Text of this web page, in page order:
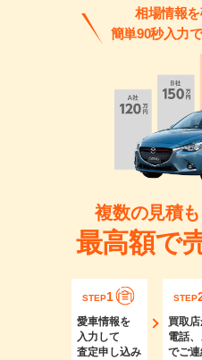
相場情報
簡単90秒入力
複数の見積
最高額で
STEP1
愛車情報を
入力して
査定申し込み
STEP
買取
電話
でご連